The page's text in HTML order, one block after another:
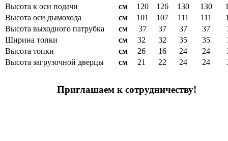
Высота к оси подачи
см 120 126 130 130
Высота оси дымохода
см 101 107 111 111
Высота выходного патрубка
см 37 37 37 37
Ширина топки
см 32 32 35 35
Высота топки
см 26 16 24 24
Высота загрузочной дверцы
см 21 22 24 24
Приглашаем к сотрудничеству!